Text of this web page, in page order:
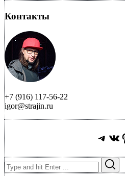
Контакты
+7 (916) 117-56-22
igor@strajin.ru
Search
for: